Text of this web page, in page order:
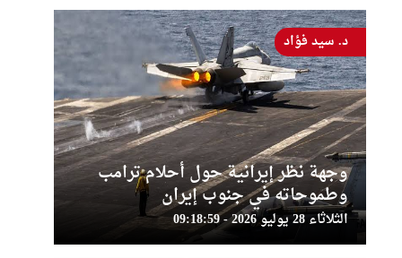
وجهة نظر إيرانية حول أحلام ترامب
وطموحاته في جنوب إيران
الثلاثاء 28 يوليو 2026 - 09:18:59
د. سيد فؤاد